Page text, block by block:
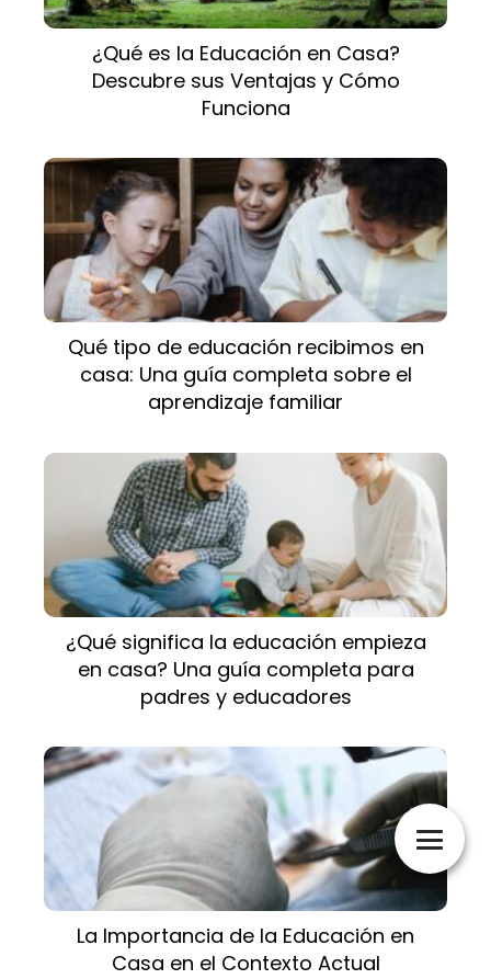
¿Qué es la Educación en Casa?
Descubre sus Ventajas y Cómo
Funciona
Qué tipo de educación recibimos en
casa: Una guía completa sobre el
aprendizaje familiar
¿Qué significa la educación empieza
en casa? Una guía completa para
padres y educadores
La Importancia de la Educación en
Casa en el Contexto Actual